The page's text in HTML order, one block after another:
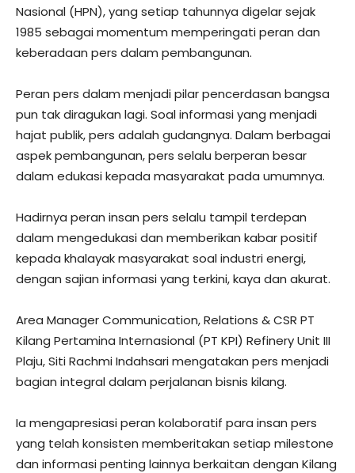
Nasional (HPN), yang setiap tahunnya digelar sejak
1985 sebagai momentum memperingati peran dan
keberadaan pers dalam pembangunan.
Peran pers dalam menjadi pilar pencerdasan bangsa
pun tak diragukan lagi. Soal informasi yang menjadi
hajat publik, pers adalah gudangnya. Dalam berbagai
aspek pembangunan, pers selalu berperan besar
dalam edukasi kepada masyarakat pada umumnya.
Hadirnya peran insan pers selalu tampil terdepan
dalam mengedukasi dan memberikan kabar positif
kepada khalayak masyarakat soal industri energi,
dengan sajian informasi yang terkini, kaya dan akurat.
Area Manager Communication, Relations & CSR PT
Kilang Pertamina Internasional (PT KPI) Refinery Unit III
Plaju, Siti Rachmi Indahsari mengatakan pers menjadi
bagian integral dalam perjalanan bisnis kilang.
Ia mengapresiasi peran kolaboratif para insan pers
yang telah konsisten memberitakan setiap milestone
dan informasi penting lainnya berkaitan dengan Kilang